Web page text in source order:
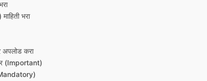
भरा
करा
(Important)